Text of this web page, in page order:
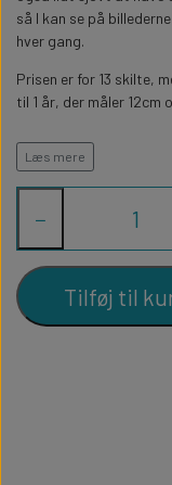
så I kan se på
hver gang.
Prisen er for 13 skilte,
til 1 år, der måler 12cm
Vi kan også skrive en
Læs mere
−
Tilføj til